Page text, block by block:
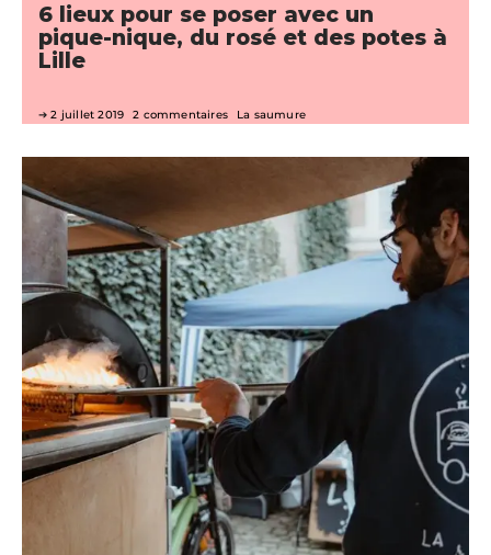
6 lieux pour se poser avec un
pique-nique, du rosé et des potes à
Lille
2 juillet 2019 2 commentaires La saumure